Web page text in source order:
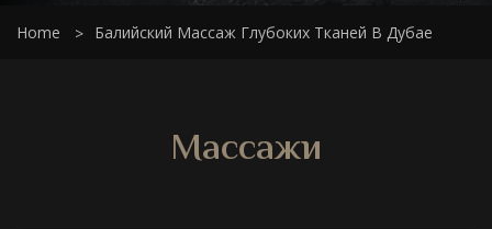
Home Балийский Массаж Глубоких Тканей В Дубае
Массажи